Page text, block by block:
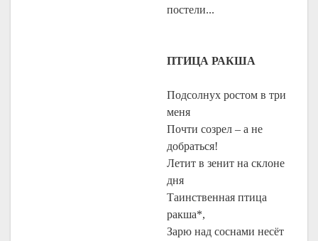
постели...
ПТИЦА РАКША
Подсолнух ростом в три
меня
Почти созрел – а не
добраться!
Летит в зенит на склоне
дня
Таинственная птица
ракша*,
Зарю над соснами несёт